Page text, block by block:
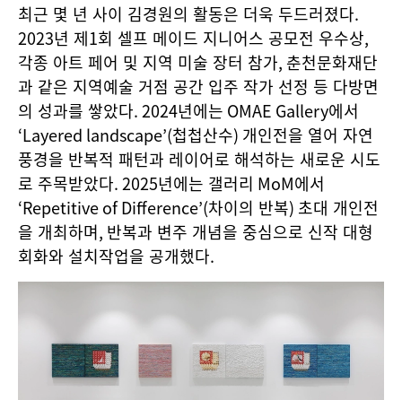
최근 몇 년 사이 김경원의 활동은 더욱 두드러졌다.
2023년 제1회 셀프 메이드 지니어스 공모전 우수상,
각종 아트 페어 및 지역 미술 장터 참가, 춘천문화재단
과 같은 지역예술 거점 공간 입주 작가 선정 등 다방면
의 성과를 쌓았다. 2024년에는 OMAE Gallery에서
‘Layered landscape’(첩첩산수) 개인전을 열어 자연
풍경을 반복적 패턴과 레이어로 해석하는 새로운 시도
로 주목받았다. 2025년에는 갤러리 MoM에서
‘Repetitive of Difference’(차이의 반복) 초대 개인전
을 개최하며, 반복과 변주 개념을 중심으로 신작 대형
회화와 설치작업을 공개했다.